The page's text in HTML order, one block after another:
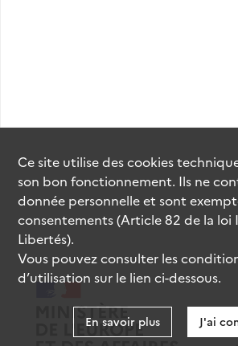
Ce site utilise descookies
son bon fonctionnement. Ils ne
donnée personnelle et sont
consentements (Article 82 de la
Libertés).
Vous pouvez consulter les
d’utilisation sur le lien ci-dessous.
En savoir plus J'ai